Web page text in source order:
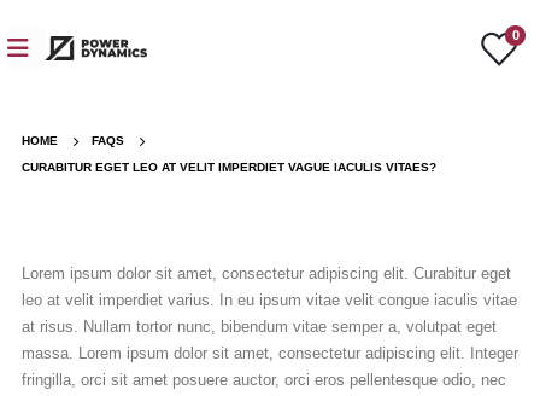
0
HOME
FAQS
CURABITUR EGET LEO AT VELIT IMPERDIET VAGUE IACULIS VITAES?
Lorem ipsum dolor sit amet, consectetur adipiscing elit. Curabitur eget
leo at velit imperdiet varius. In eu ipsum vitae velit congue iaculis vitae
at risus. Nullam tortor nunc, bibendum vitae semper a, volutpat eget
massa. Lorem ipsum dolor sit amet, consectetur adipiscing elit. Integer
fringilla, orci sit amet posuere auctor, orci eros pellentesque odio, nec